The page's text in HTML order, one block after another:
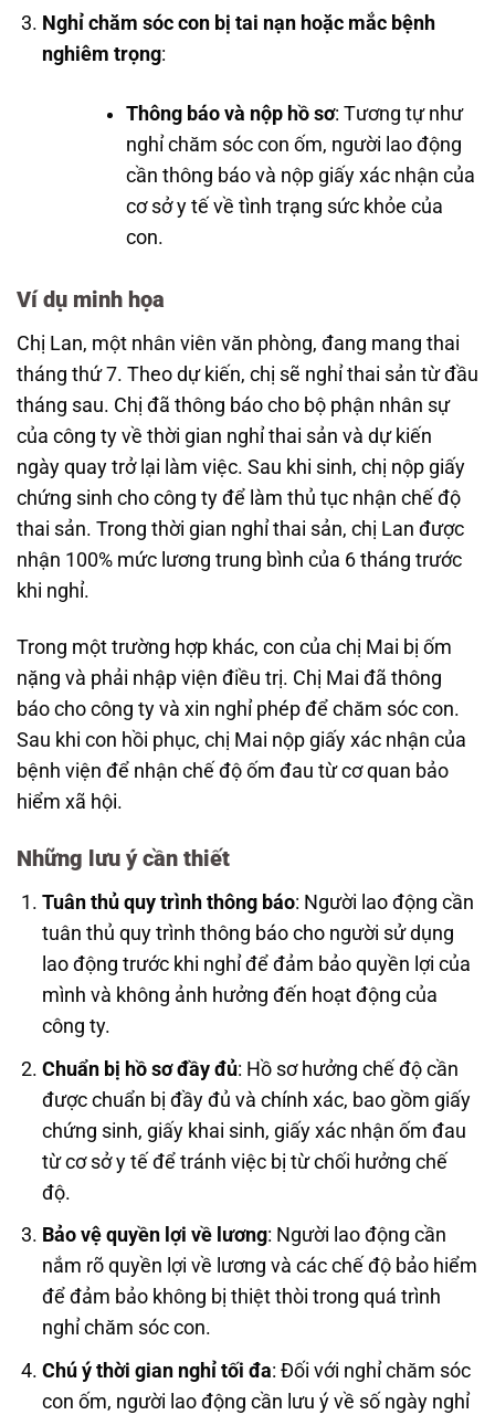
Nghỉ chăm sóc con bị tai nạn hoặc mắc bệnh
nghiêm trọng:
Thông báo và nộp hồ sơ: Tương tự như
nghỉ chăm sóc con ốm, người lao động
cần thông báo và nộp giấy xác nhận của
cơ sở y tế về tình trạng sức khỏe của
con.
Ví dụ minh họa
Chị Lan, một nhân viên văn phòng, đang mang thai
tháng thứ 7. Theo dự kiến, chị sẽ nghỉ thai sản từ đầu
tháng sau. Chị đã thông báo cho bộ phận nhân sự
của công ty về thời gian nghỉ thai sản và dự kiến
ngày quay trở lại làm việc. Sau khi sinh, chị nộp giấy
chứng sinh cho công ty để làm thủ tục nhận chế độ
thai sản. Trong thời gian nghỉ thai sản, chị Lan được
nhận 100% mức lương trung bình của 6 tháng trước
khi nghỉ.
Trong một trường hợp khác, con của chị Mai bị ốm
nặng và phải nhập viện điều trị. Chị Mai đã thông
báo cho công ty và xin nghỉ phép để chăm sóc con.
Sau khi con hồi phục, chị Mai nộp giấy xác nhận của
bệnh viện để nhận chế độ ốm đau từ cơ quan bảo
hiểm xã hội.
Những lưu ý cần thiết
Tuân thủ quy trình thông báo: Người lao động cần
tuân thủ quy trình thông báo cho người sử dụng
lao động trước khi nghỉ để đảm bảo quyền lợi của
mình và không ảnh hưởng đến hoạt động của
công ty.
Chuẩn bị hồ sơ đầy đủ: Hồ sơ hưởng chế độ cần
được chuẩn bị đầy đủ và chính xác, bao gồm giấy
chứng sinh, giấy khai sinh, giấy xác nhận ốm đau
từ cơ sở y tế để tránh việc bị từ chối hưởng chế
độ.
Bảo vệ quyền lợi về lương: Người lao động cần
nắm rõ quyền lợi về lương và các chế độ bảo hiểm
để đảm bảo không bị thiệt thòi trong quá trình
nghỉ chăm sóc con.
Chú ý thời gian nghỉ tối đa: Đối với nghỉ chăm sóc
con ốm, người lao động cần lưu ý về số ngày nghỉ